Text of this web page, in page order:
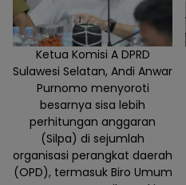
Ketua Komisi A DPRD
Sulawesi Selatan, Andi Anwar
Purnomo menyoroti
besarnya sisa lebih
perhitungan anggaran
(Silpa) di sejumlah
organisasi perangkat daerah
(OPD), termasuk Biro Umum